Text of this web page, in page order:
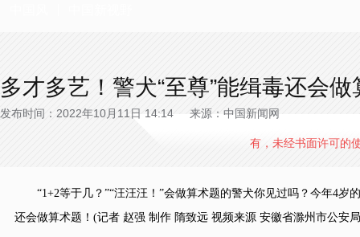
多才多艺！警犬“至尊”能缉毒还会做
发布时间：2022年10月11日 14:14 来源：中国新闻网
有，未经书面许可的
“1+2等于几？”“汪汪汪！”会做算术题的警犬你见过吗？今年4岁
还会做算术题！(记者 赵强 制作 隋致远 视频来源 安徽省滁州市公安